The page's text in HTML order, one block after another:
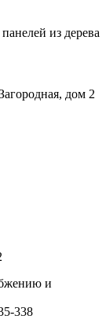
из дерева
дом 2
и
338